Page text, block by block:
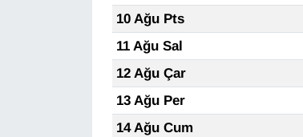
10 Ağu Pts
11 Ağu Sal
12 Ağu Çar
13 Ağu Per
14 Ağu Cum